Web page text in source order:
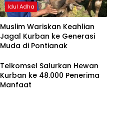
Idul Adha
Muslim Wariskan Keahlian
Jagal Kurban ke Generasi
Muda di Pontianak
Telkomsel Salurkan Hewan
Kurban ke 48.000 Penerima
Manfaat